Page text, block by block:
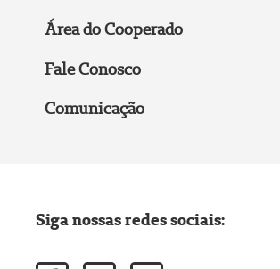
Área do Cooperado
Fale Conosco
Comunicação
Siga nossas redes sociais: